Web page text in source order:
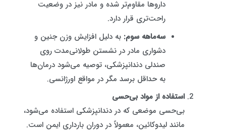
داروها مقاوم‌تر شده و مادر نیز در وضعیت
راحت‌تری قرار دارد.
سه‌ماهه سوم: به دلیل افزایش وزن جنین و
دشواری مادر در نشستن طولانی‌مدت روی
صندلی دندانپزشکی، توصیه می‌شود درمان‌ها
به حداقل برسد مگر در مواقع اورژانسی.
استفاده از مواد بی‌حسی
بی‌حسی موضعی که در دندانپزشکی استفاده می‌شود،
مانند لیدوکائین، معمولاً در دوران بارداری ایمن است.